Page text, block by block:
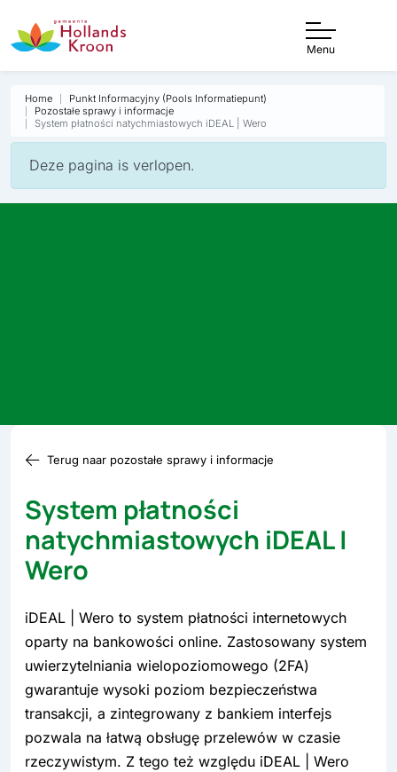
Menu
Home
Punkt Informacyjny (Pools Informatiepunt)
Pozostałe sprawy i informacje
System płatności natychmiastowych iDEAL | Wero
Deze pagina is verlopen.
Terug naar pozostałe sprawy i informacje
System płatności
natychmiastowych iDEAL |
Wero
iDEAL | Wero to system płatności internetowych
oparty na bankowości online. Zastosowany system
uwierzytelniania wielopoziomowego (2FA)
gwarantuje wysoki poziom bezpieczeństwa
transakcji, a zintegrowany z bankiem interfejs
pozwala na łatwą obsługę przelewów w czasie
rzeczywistym. Z tego też względu iDEAL | Wero